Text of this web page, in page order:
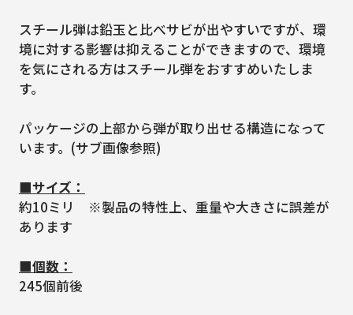
スチール弾は鉛玉と比べサビが出やすいですが、環
境に対する影響は抑えることができますので、環境
を気にされる方はスチール弾をおすすめいたしま
す。
パッケージの上部から弾が取り出せる構造になって
います。(サブ画像参照)
■サイズ：
約10ミリ ※製品の特性上、重量や大きさに誤差が
あります
■個数：
245個前後